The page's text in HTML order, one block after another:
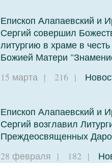
Епископ Алапаевский и
Сергий совершил
литургию в храме в
Божией Матери
15 марта | 216 |
Епископ Алапаевский и
Сергий возглавил
Преждеосвященных
28 февраля | 182 |